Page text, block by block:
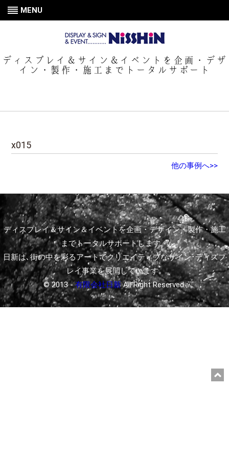
MENU
ディスプレイ＆サイン＆イベントを企画・デザ
イン・製作・施工までトータルサポート
x015
他の事例へ>>
ディスプレイ＆サイン＆イベントを企画・デザイン・製作・施工
までトータルサポートします。
日新は､街の中を彩るアートでクリエイティブなサイン･ディスプ
レイ事業を展開しています｡
© 2013 -有限会社日新All Right Reserved.